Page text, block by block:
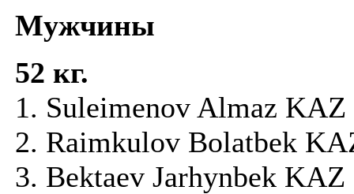
Мужчины
52 кг.
1. Suleimenov Almaz KAZ
2. Raimkulov Bolatbek
3. Bektaev Jarhynbek KAZ